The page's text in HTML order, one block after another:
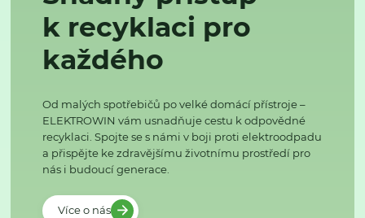
k recyklaci pro
každého
Od malých spotřebičů po velké domácí přístroje –
ELEKTROWIN vám usnadňuje cestu k odpovědné
recyklaci. Spojte se s námi v boji proti elektroodpadu
a přispějte ke zdravějšímu životnímu prostředí pro
nás i budoucí generace.
Více o nás